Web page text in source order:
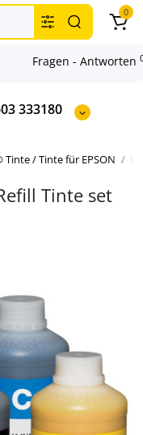
333180
0
Tinte / Tinte für EPSON
Tinte set
Fragen - Antworten